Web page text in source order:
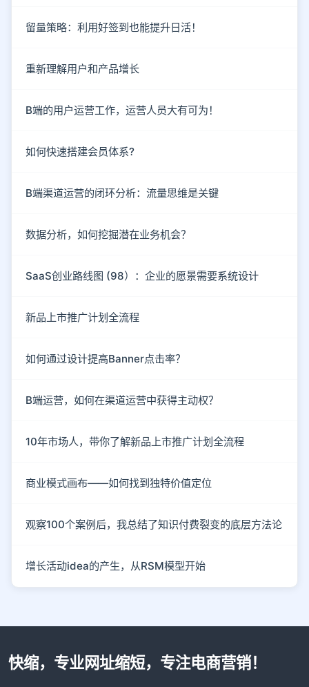
留量策略：利用好签到也能提升日活！
重新理解用户和产品增长
B端的用户运营工作，运营人员大有可为！
如何快速搭建会员体系?
B端渠道运营的闭环分析：流量思维是关键
数据分析，如何挖掘潜在业务机会？
SaaS创业路线图 (98）：企业的愿景需要系统设计
新品上市推广计划全流程
如何通过设计提高Banner点击率？
B端运营，如何在渠道运营中获得主动权？
10年市场人，带你了解新品上市推广计划全流程
商业模式画布——如何找到独特价值定位
观察100个案例后，我总结了知识付费裂变的底层方法论
增长活动idea的产生，从RSM模型开始
快缩，专业网址缩短，专注电商营销！